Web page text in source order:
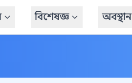
বিশেষজ্ঞ অবস্থান